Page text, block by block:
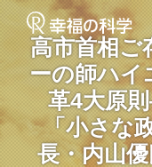
高市首相ご
ーの師ハイ
革4大原
「小さな
長・内山